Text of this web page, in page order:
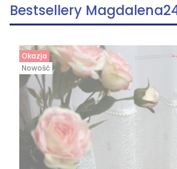
Bestsellery
Okazja
Nowość
-